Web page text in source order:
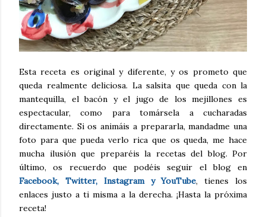
Esta receta es original y diferente, y os prometo que
queda realmente deliciosa. La salsita que queda con la
mantequilla, el bacón y el jugo de los mejillones es
espectacular, como para tomársela a cucharadas
directamente. Si os animáis a prepararla, mandadme una
foto para que pueda verlo rica que os queda, me hace
mucha ilusión que preparéis la recetas del blog. Por
último, os recuerdo que podéis seguir el blog en
Facebook, Twitter, Instagram y YouTube, tienes los
enlaces justo a ti misma a la derecha. ¡Hasta la próxima
receta!